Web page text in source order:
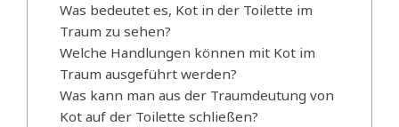
Was bedeutet es, Kot in der Toilette im
Traum zu sehen?
Welche Handlungen können mit Kot im
Traum ausgeführt werden?
Was kann man aus der Traumdeutung von
Kot auf der Toilette schließen?